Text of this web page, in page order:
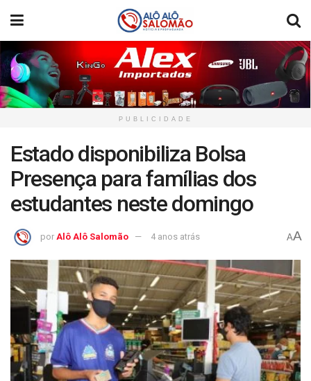
PUBLICIDADE
Estado disponibiliza Bolsa
Presença para famílias dos
estudantes neste domingo
por Alô Alô Salomão 4 anos atrás AA